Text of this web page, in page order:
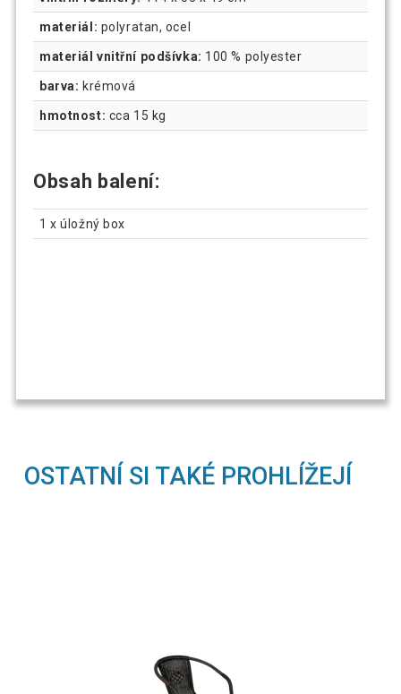
materiál: polyratan, ocel
materiál vnitřní podšívka: 100 % polyester
barva: krémová
hmotnost: cca 15 kg
Obsah balení:
1 x úložný box
OSTATNÍ SI TAKÉ PROHLÍŽEJÍ